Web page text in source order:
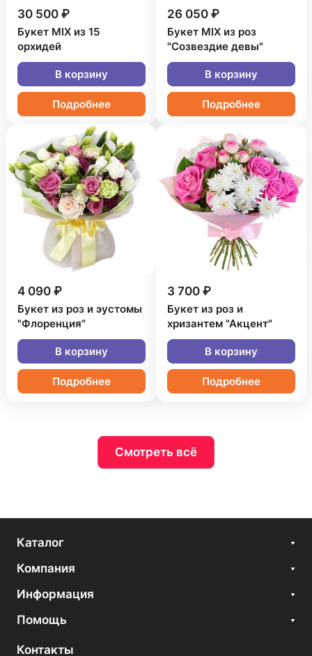
30 500 ₽
Букет MIX из 15
орхидей
В корзину
Подробнее
26 050 ₽
Букет MIX из роз
"Созвездие девы"
В корзину
Подробнее
4 090 ₽
Букет из роз и эустомы
"Флоренция"
В корзину
Подробнее
3 700 ₽
Букет из роз и
хризантем "Акцент"
В корзину
Подробнее
Смотреть всё
Каталог
Компания
Информация
Помощь
Контакты